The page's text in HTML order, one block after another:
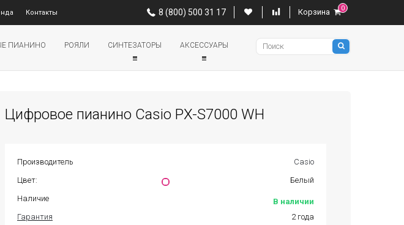
8 (800) 500 31 17 Корзина
Pianino
Контакты 8 (800) 500 31 17 Корзина 0
ПИАНИНО РОЯЛИ СИНТЕЗАТОРЫ АКСЕССУАРЫ
Цифровое пианино Casio PX-S7000 WH
Производитель
Casio
Цвет:
Белый
Наличие
В наличии
Гарантия
2 года